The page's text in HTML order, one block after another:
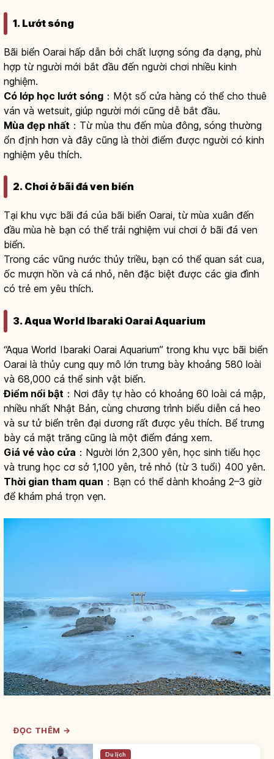
1. Lướt sóng
Bãi biển Oarai hấp dẫn bởi chất lượng sóng đa dạng, phù
hợp từ người mới bắt đầu đến người chơi nhiều kinh
nghiệm.
Có lớp học lướt sóng ：Một số cửa hàng có thể cho thuê
ván và wetsuit, giúp người mới cũng dễ bắt đầu.
Mùa đẹp nhất ：Từ mùa thu đến mùa đông, sóng thường
ổn định hơn và đây cũng là thời điểm được người có kinh
nghiệm yêu thích.
2. Chơi ở bãi đá ven biển
Tại khu vực bãi đá của bãi biển Oarai, từ mùa xuân đến
đầu mùa hè bạn có thể trải nghiệm vui chơi ở bãi đá ven
biển.
Trong các vũng nước thủy triều, bạn có thể quan sát cua,
ốc mượn hồn và cá nhỏ, nên đặc biệt được các gia đình
có trẻ em yêu thích.
3. Aqua World Ibaraki Oarai Aquarium
“Aqua World Ibaraki Oarai Aquarium” trong khu vực bãi biển
Oarai là thủy cung quy mô lớn trưng bày khoảng 580 loài
và 68,000 cá thể sinh vật biển.
Điểm nổi bật ：Nơi đây tự hào có khoảng 60 loài cá mập,
nhiều nhất Nhật Bản, cùng chương trình biểu diễn cá heo
và sư tử biển trên đại dương rất được yêu thích. Bể trưng
bày cá mặt trăng cũng là một điểm đáng xem.
Giá vé vào cửa ：Người lớn 2,300 yên, học sinh tiểu học
và trung học cơ sở 1,100 yên, trẻ nhỏ (từ 3 tuổi) 400 yên.
Thời gian tham quan ：Bạn có thể dành khoảng 2–3 giờ
để khám phá trọn vẹn.
ĐỌC THÊM →
Du lịch